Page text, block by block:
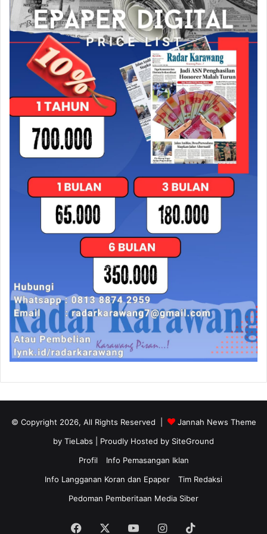
© Copyright 2026, All Rights Reserved |
Jannah News Theme
by TieLabs | Proudly Hosted by SiteGround
Profil
Info Pemasangan Iklan
Info Langganan Koran dan Epaper
Tim Redaksi
Pedoman Pemberitaan Media Siber
Facebook YouTubeInstagram